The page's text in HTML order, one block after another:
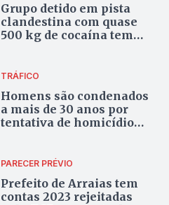
Grupo detido em pista
clandestina com quase
500 kg de cocaína tem
Federal do Tocantins
TRÁFICO
Homens são condenados
a mais de 30 anos por
tentativa de homicídio
entre facções
PARECER PRÉVIO
Prefeito de Arraias tem
contas 2023 rejeitadas